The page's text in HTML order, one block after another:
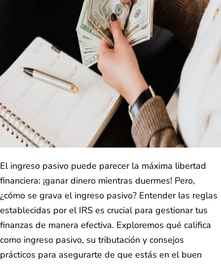
El ingreso pasivo puede parecer la máxima libertad
financiera: ¡ganar dinero mientras duermes! Pero,
¿cómo se grava el ingreso pasivo? Entender las reglas
establecidas por el IRS es crucial para gestionar tus
finanzas de manera efectiva. Exploremos qué califica
como ingreso pasivo, su tributación y consejos
prácticos para asegurarte de que estás en el buen